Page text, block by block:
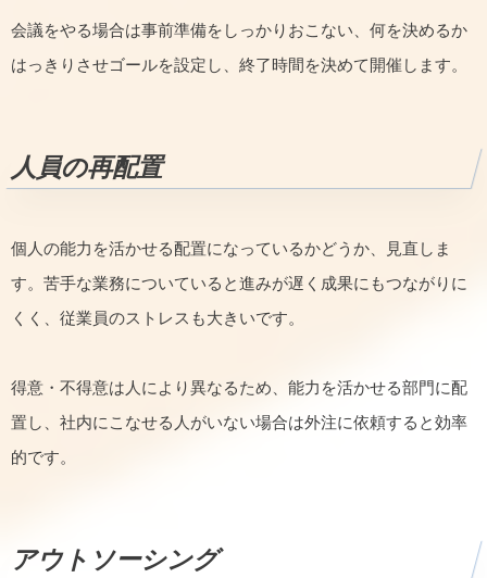
会議をやる場合は事前準備をしっかりおこない、何を決めるか
はっきりさせゴールを設定し、終了時間を決めて開催します。
人員の再配置
個人の能力を活かせる配置になっているかどうか、見直しま
す。苦手な業務についていると進みが遅く成果にもつながりに
くく、従業員のストレスも大きいです。
得意・不得意は人により異なるため、能力を活かせる部門に配
置し、社内にこなせる人がいない場合は外注に依頼すると効率
的です。
アウトソーシング